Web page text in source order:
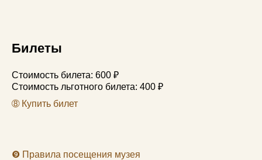
Билеты
Стоимость билета: 600 ₽
Стоимость льготного билета: 400 ₽
➇Купить билет
❾ Правила посещения музея